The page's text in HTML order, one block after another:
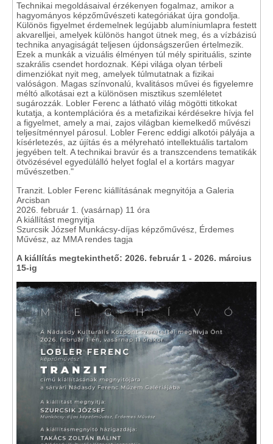
Technikai megoldásaival érzékenyen fogalmaz, amikor a
hagyományos képzőművészeti kategóriákat újra gondolja.
Különös figyelmet érdemelnek legújabb alumíniumlapra festett
akvarelljei, amelyek különös hangot ütnek meg, és a vízbázisú
technika anyagiságát teljesen újdonságszerűen értelmezik.
Ezek a munkák a vizuális élményen túl mély spirituális, szinte
szakrális csendet hordoznak. Képi világa olyan térbeli
dimenziókat nyit meg, amelyek túlmutatnak a fizikai
valóságon. Magas színvonalú, kvalitásos művei és figyelemre
méltó alkotásai ezt a különösen misztikus szemléletet
sugározzák. Lobler Ferenc a látható világ mögötti titkokat
kutatja, a kontemplációra és a metafizikai kérdésekre hívja fel
a figyelmet, amely a mai, zajos világban kiemelkedő művészi
teljesítménnyel párosul. Lobler Ferenc eddigi alkotói pályája a
kísérletezés, az újítás és a mélyreható intellektuális tartalom
jegyében telt. A technikai bravúr és a transzcendens tematikák
ötvözésével egyedülálló helyet foglal el a kortárs magyar
művészetben."
Tranzit. Lobler Ferenc kiállításának megnyitója a Galeria
Arcisban
2026. február 1. (vasárnap) 11 óra
A kiállítást megnyitja
Szurcsik József Munkácsy-díjas képzőművész, Érdemes
Művész, az MMA rendes tagja
A kiállítás megtekinthető: 2026. február 1 - 2026. március
15-ig